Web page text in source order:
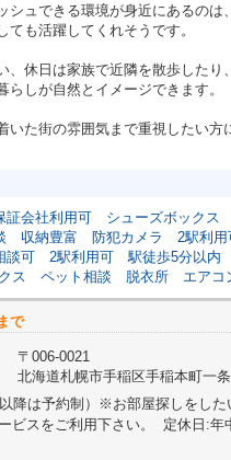
ュできる環境が身近にあるのは
も活躍してくれそうです。
休日は家族で近隣を散歩したり
しが自然とイメージできます。
た街の雰囲気まで重視したい方
証会社利用可 シューズボックス
収納豊富 防犯カメラ 2駅利用
談可 2駅利用可 駅徒歩5分以内
ス ペット相談 脱衣所 エアコ
で
〒006-0021
北海道札幌市手稲区手稲本町一
降は予約制）※お部屋探しをした
ビスをご利用下さい。 定休日:年